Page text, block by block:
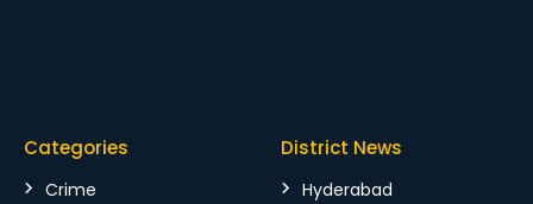
Categories
Crime
District News
Hyderabad